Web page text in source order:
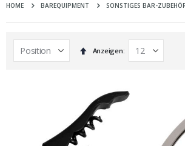
HOME BAREQUIPMENT SONSTIGES BAR-
In
absteigender
Anzeigen